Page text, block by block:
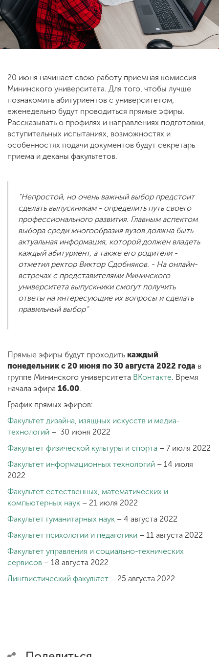
ENG SPN CHI
Приемная
комиссия
+7 (831) 262-26-20
20 июня начинает свою работу приемная комиссия
Мининского университета. Для того, чтобы лучше
познакомить абитуриентов с университетом,
еженедельно будут проводиться прямые эфиры.
Рассказывать о профилях и направлениях подготовки,
вступительных испытаниях, возможностях и
особенностях подачи документов будут секретарь
приема и деканы факультетов.
“Непростой, но очень важный выбор предстоит
сделать выпускникам - определить путь своего
профессионального развития. Главным аспектом
выбора среди многообразия вузов должна быть
актуальная информация, которой должен владеть
каждый абитуриент, а также его родители -
отметил ректор Виктор Сдобняков. - На онлайн-
встречах с представителями Мининского
университета выпускники смогут получить
ответы на интересующие их вопросы и сделать
правильный выбор”
Прямые эфиры будут проходить каждый
понедельник с 20 июня по 30 августа 2022 года в
группе Мининского университета ВКонтакте. Время
начала эфира 16.00.
График прямых эфиров:
Факультет дизайна, изящных искусств и медиа-
технологий – 30 июня 2022
Факультет физической культуры и спорта – 7 июля 2022
Факультет информационных технологий – 14 июля
2022
Факультет естественных, математических и
компьютерных наук – 21 июля 2022
Факультет гуманитарных наук – 4 августа 2022
Факультет психологии и педагогики – 11 августа 2022
Факультет управления и социально-технических
сервисов – 18 августа 2022
Лингвистический факультет – 25 августа 2022